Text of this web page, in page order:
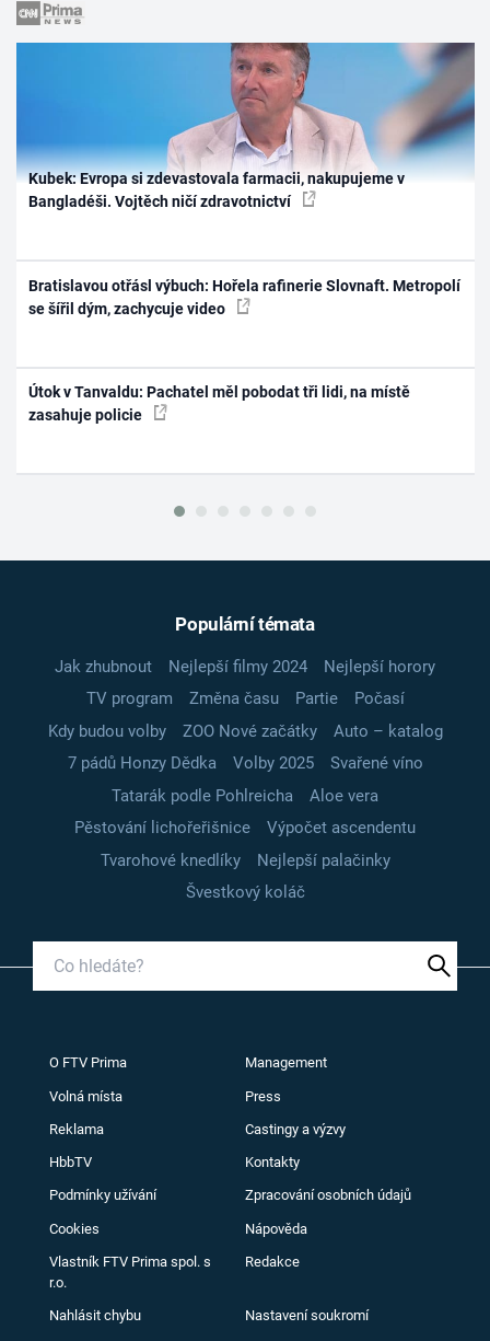
Kubek: Evropa si zdevastovala farmacii, nakupujeme v
Bangladéši. Vojtěch ničí zdravotnictví
Bratislavou otřásl výbuch: Hořela rafinerie Slovnaft. Metropolí
se šířil dým, zachycuje video
Útok v Tanvaldu: Pachatel měl pobodat tři lidi, na místě
zasahuje policie
Populární témata
Jak zhubnout Nejlepší filmy 2024
Nejlepší horory
TV program
Změna času Partie
Počasí
Kdy budou volby
ZOO Nové začátky
Auto – katalog
7 pádů Honzy Dědka
Volby 2025
Svařené víno
Tatarák podle Pohlreicha
Aloe vera
Pěstování lichořeřišnice
Výpočet ascendentu
Tvarohové knedlíky
Nejlepší palačinky
Švestkový koláč
O FTV Prima Management
Volná místa Press
Reklama Castingy a výzvy
HbbTV Kontakty
Podmínky užívání Zpracování osobních údajů
Cookies Nápověda
Vlastník FTV Prima spol. s
r.o.
Redakce
Nahlásit chybu Nastavení soukromí